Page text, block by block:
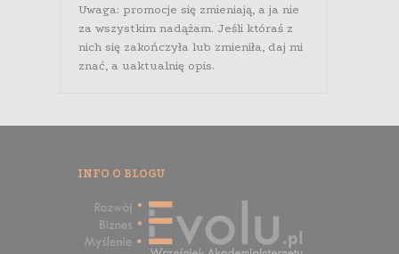
Uwaga: promocje się zmieniają, a ja nie
za wszystkim nadążam. Jeśli któraś z
nich się zakończyła lub zmieniła, daj mi
znać, a uaktualnię opis.
INFO O BLOGU